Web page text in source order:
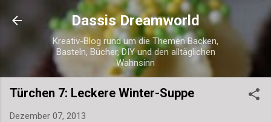
Direkt zum Hauptbereich
Dassis Dreamworld
Kreativ-Blog rund um die Themen Backen,
Basteln, Bücher, DIY und den alltäglichen
Wahnsinn
Türchen 7: Leckere Winter-Suppe
Dezember 07, 2013